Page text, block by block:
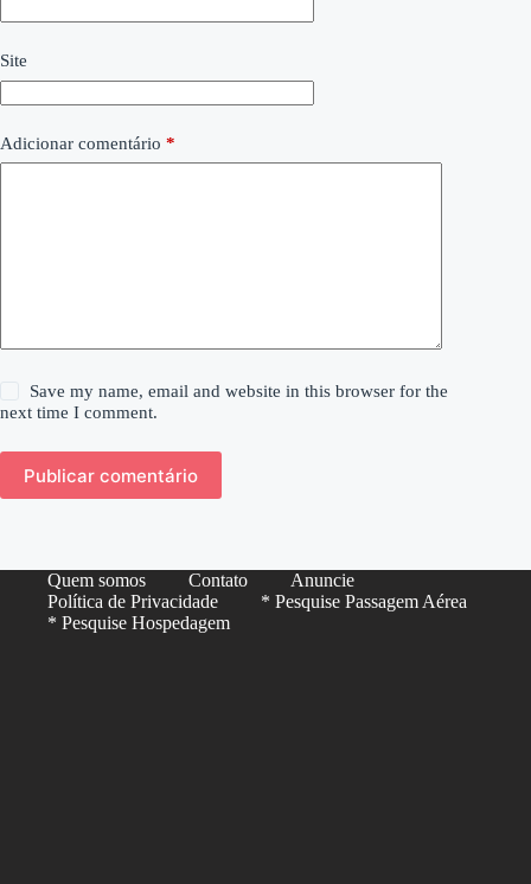
Site
Adicionar comentário *
Save my name, email and website in this browser for the
next time I comment.
Publicar comentário
Quem somos Contato
Anuncie
Política de Privacidade
* Pesquise Passagem Aérea
* Pesquise Hospedagem